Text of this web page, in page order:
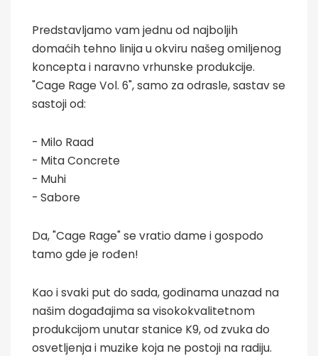
Predstavljamo vam jednu od najboljih
domaćih tehno linija u okviru našeg omiljenog
koncepta i naravno vrhunske produkcije.
"Cage Rage Vol. 6", samo za odrasle, sastav se
sastoji od:
- Milo Raad
- Mita Concrete
- Muhi
- Sabore
Da, "Cage Rage" se vratio dame i gospodo
tamo gde je rođen!
Kao i svaki put do sada, godinama unazad na
našim događajima sa visokokvalitetnom
produkcijom unutar stanice K9, od zvuka do
osvetljenja i muzike koja ne postoji na radiju.